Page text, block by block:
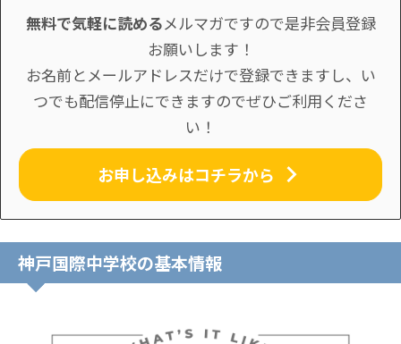
無料で気軽に読めるメルマガですので是非会員登録
お願いします！
お名前とメールアドレスだけで登録できますし、い
つでも配信停止にできますのでぜひご利用くださ
い！
お申し込みはコチラから
神戸国際中学校の基本情報